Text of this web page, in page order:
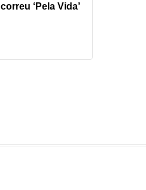
correu ‘Pela Vida’